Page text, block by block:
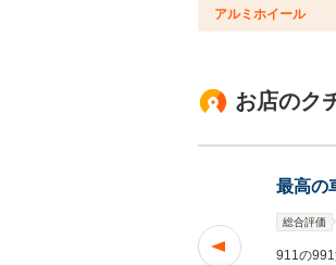
アルミホイール
お店のク
最高の
総合評価
911の991